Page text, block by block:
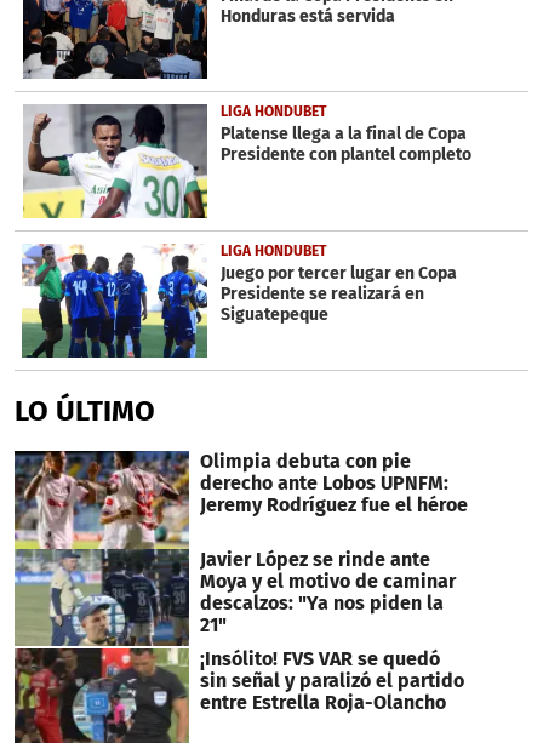
Honduras está servida
LIGA HONDUBET
Platense llega a la final de Copa
Presidente con plantel completo
LIGA HONDUBET
Juego por tercer lugar en Copa
Presidente se realizará en
Siguatepeque
LO ÚLTIMO
Olimpia debuta con pie
derecho ante Lobos UPNFM:
Jeremy Rodríguez fue el héroe
Javier López se rinde ante
Moya y el motivo de caminar
descalzos: "Ya nos piden la
21"
¡Insólito! FVS VAR se quedó
sin señal y paralizó el partido
entre Estrella Roja-Olancho